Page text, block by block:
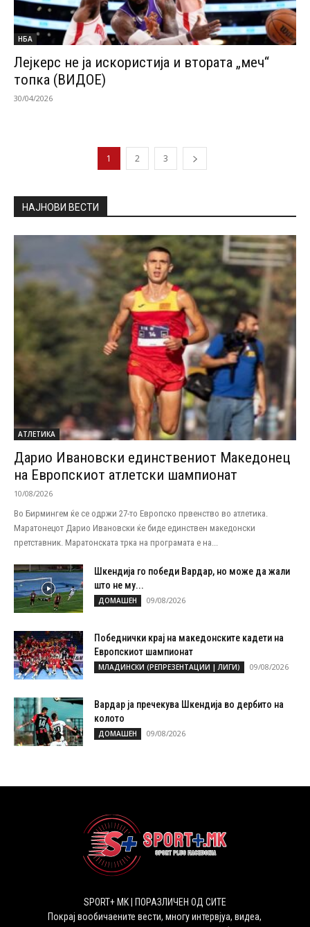
НБА
Лејкерс не ја искористија и втората „меч“
топка (ВИДОЕ)
30/04/2026
1 2 3
НАЈНОВИ ВЕСТИ
АТЛЕТИКА
Дарио Ивановски единствениот Македонец
на Европскиот атлетски шампионат
10/08/2026
Во Бирмингем ќе се одржи 27-то Европско првенство во атлетика.
Маратонецот Дарио Ивановски ќе биде единствен македонски
претставник. Маратонската трка на програмата е на...
Шкендија го победи Вардар, но може да жали
што не му...
ДОМАШЕН 09/08/2026
Победнички крај на македонските кадети на
Европскиот шампионат
МЛАДИНСКИ (РЕПРЕЗЕНТАЦИИ | ЛИГИ) 09/08/2026
Вардар ја пречекува Шкендија во дербито на
колото
ДОМАШЕН 09/08/2026
SPORT+ MK | ПОРАЗЛИЧЕН ОД СИТЕ
Покрај вообичаените вести, многу интервјуа, видеа,